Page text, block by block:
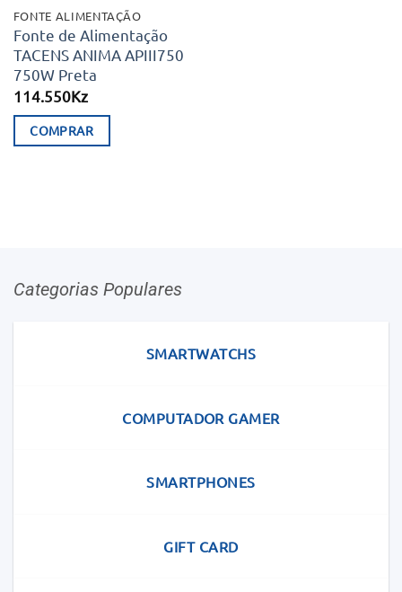
FONTE ALIMENTAÇÃO
Fonte de Alimentação
TACENS ANIMA APIII750
750W Preta
114.550Kz
COMPRAR
Categorias Populares
SMARTWATCHS
COMPUTADOR GAMER
SMARTPHONES
GIFT CARD